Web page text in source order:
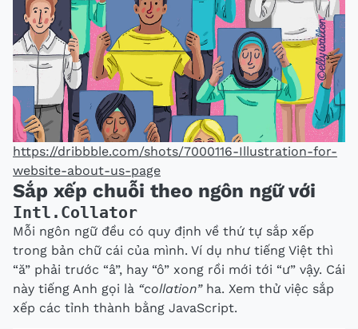
https://dribbble.com/shots/7000116-Illustration-for-
website-about-us-page
Sắp xếp chuỗi theo ngôn ngữ với
Intl.Collator
Mỗi ngôn ngữ đều có quy định về thứ tự sắp xếp
trong bản chữ cái của mình. Ví dụ như tiếng Việt thì
“ă” phải trước “â”, hay “ô” xong rồi mới tới “ư” vậy. Cái
này tiếng Anh gọi là “collation”ha. Xem thử việc sắp
xếp các tỉnh thành bằng JavaScript.